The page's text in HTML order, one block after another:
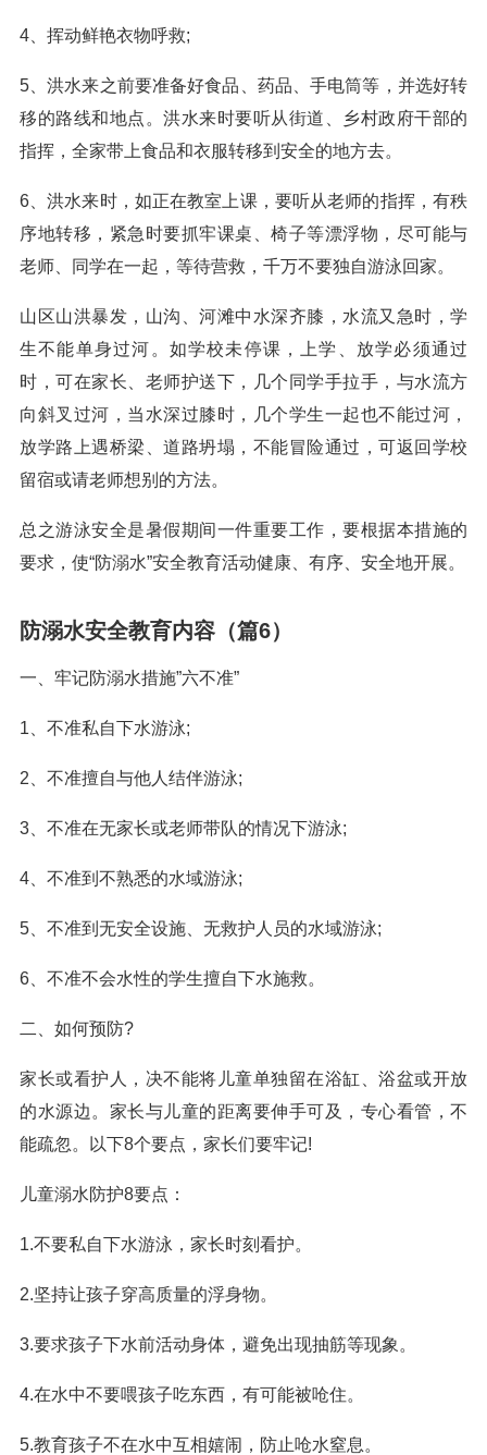
4、挥动鲜艳衣物呼救;
5、洪水来之前要准备好食品、药品、手电筒等，并选好转
移的路线和地点。洪水来时要听从街道、乡村政府干部的
指挥，全家带上食品和衣服转移到安全的地方去。
6、洪水来时，如正在教室上课，要听从老师的指挥，有秩
序地转移，紧急时要抓牢课桌、椅子等漂浮物，尽可能与
老师、同学在一起，等待营救，千万不要独自游泳回家。
山区山洪暴发，山沟、河滩中水深齐膝，水流又急时，学
生不能单身过河。如学校未停课，上学、放学必须通过
时，可在家长、老师护送下，几个同学手拉手，与水流方
向斜叉过河，当水深过膝时，几个学生一起也不能过河，
放学路上遇桥梁、道路坍塌，不能冒险通过，可返回学校
留宿或请老师想别的方法。
总之游泳安全是暑假期间一件重要工作，要根据本措施的
要求，使“防溺水”安全教育活动健康、有序、安全地开展。
防溺水安全教育内容（篇6）
一、牢记防溺水措施”六不准”
1、不准私自下水游泳;
2、不准擅自与他人结伴游泳;
3、不准在无家长或老师带队的情况下游泳;
4、不准到不熟悉的水域游泳;
5、不准到无安全设施、无救护人员的水域游泳;
6、不准不会水性的学生擅自下水施救。
二、如何预防?
家长或看护人，决不能将儿童单独留在浴缸、浴盆或开放
的水源边。家长与儿童的距离要伸手可及，专心看管，不
能疏忽。以下8个要点，家长们要牢记!
儿童溺水防护8要点：
1.不要私自下水游泳，家长时刻看护。
2.坚持让孩子穿高质量的浮身物。
3.要求孩子下水前活动身体，避免出现抽筋等现象。
4.在水中不要喂孩子吃东西，有可能被呛住。
5.教育孩子不在水中互相嬉闹，防止呛水窒息。